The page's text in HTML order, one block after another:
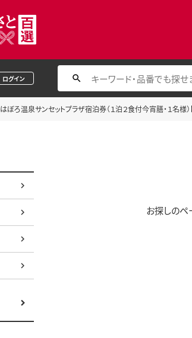
ログイン
はぼろ温泉サンセットプラザ宿泊券（１泊２食付今宵膳・１名様）
お探しのペ